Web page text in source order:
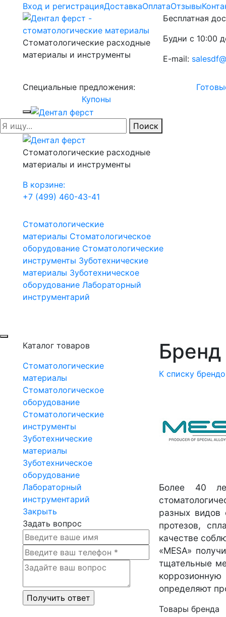
Вход и регистрацияДоставкаОплатаОтзывы
Стоматологические расходные
материалы и инструменты
Бесплатная
Будни с 10:00
E-mail:
Специальные предложения:
Купоны
Поиск
Стоматологические расходные
материалы и инструменты
В корзине:
+7 (499) 460-43-41
Стоматологические
материалы Стоматологическое
оборудование Стоматологические
инструменты Зуботехнические
материалы Зуботехническое
оборудование Лабораторный
инструментарий
Каталог товаров
Стоматологические
материалы
Стоматологическое
оборудование
Стоматологические
инструменты
Зуботехнические
материалы
Зуботехническое
оборудование
Лабораторный
инструментарий
Закрыть
Задать вопрос
К списку
Более 40
разных видов
протезов,
качестве
«MESA»
тщательные
определяют
Товары бренда